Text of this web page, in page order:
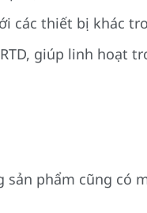
các thiết bị khác
giúp linh hoạt
phẩm cũng có